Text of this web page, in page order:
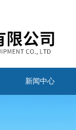
新闻中心